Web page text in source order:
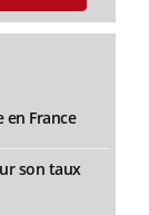
France
son taux